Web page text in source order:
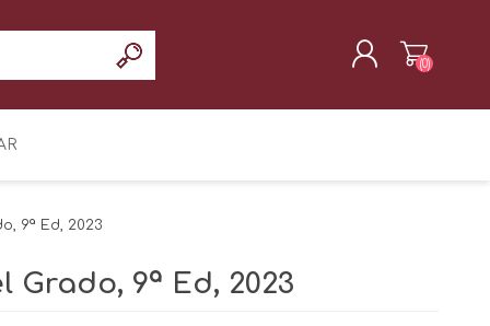
(0)
9ª Ed, 2023
9ª Ed, 2023